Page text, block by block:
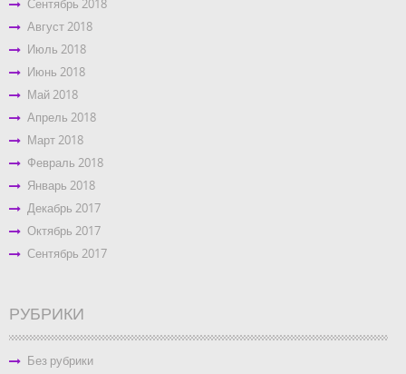
Сентябрь 2018
Август 2018
Июль 2018
Июнь 2018
Май 2018
Апрель 2018
Март 2018
Февраль 2018
Январь 2018
Декабрь 2017
Октябрь 2017
Сентябрь 2017
РУБРИКИ
Без рубрики